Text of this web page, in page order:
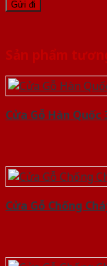
Sản phẩm
Cửa Gỗ Hàn Quốc
Cửa Gỗ Chống